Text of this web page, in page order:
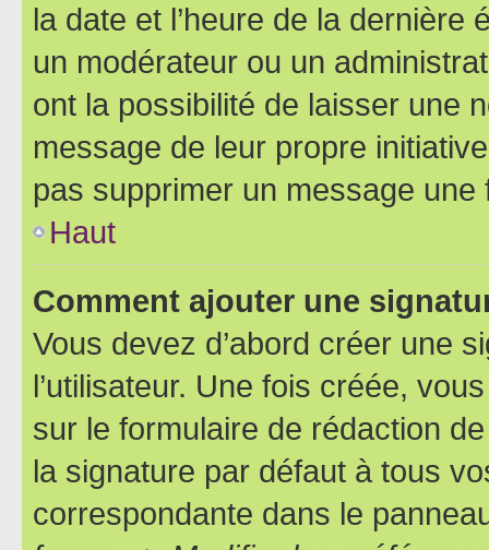
la date et l’heure de la dernière
un modérateur ou un
ont la possibilité de laisser une
message de leur propre
pas supprimer un message une
Haut
Comment ajouter une
Vous devez d’abord créer une
l’utilisateur. Une fois créée,
sur le formulaire de rédaction
la signature par défaut à tous
correspondante dans le